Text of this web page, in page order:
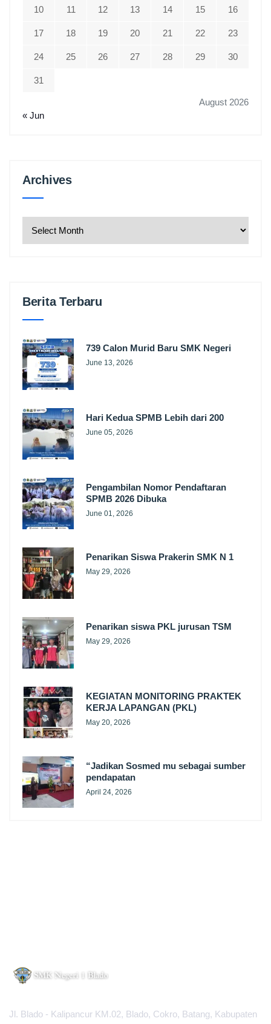
August 2026
10 11 12 13 14 15 16
17 18 19 20 21 22 23
24 25 26 27 28 29 30
31
« Jun
ArchivesArchives
Berita Terbaru
739 Calon Murid Baru SMK Negeri
June 13, 2026
Hari Kedua SPMB Lebih dari 200
June 05, 2026
Pengambilan Nomor Pendaftaran
SPMB 2026 Dibuka
June 01, 2026
Penarikan Siswa Prakerin SMK N 1
May 29, 2026
Penarikan siswa PKL jurusan TSM
May 29, 2026
KEGIATAN MONITORING PRAKTEK
KERJA LAPANGAN (PKL)
May 20, 2026
“Jadikan Sosmed mu sebagai sumber
pendapatan
April 24, 2026
Jl. Blado - Kalipancur KM.02, Blado, Cokro, Batang, Kabupaten